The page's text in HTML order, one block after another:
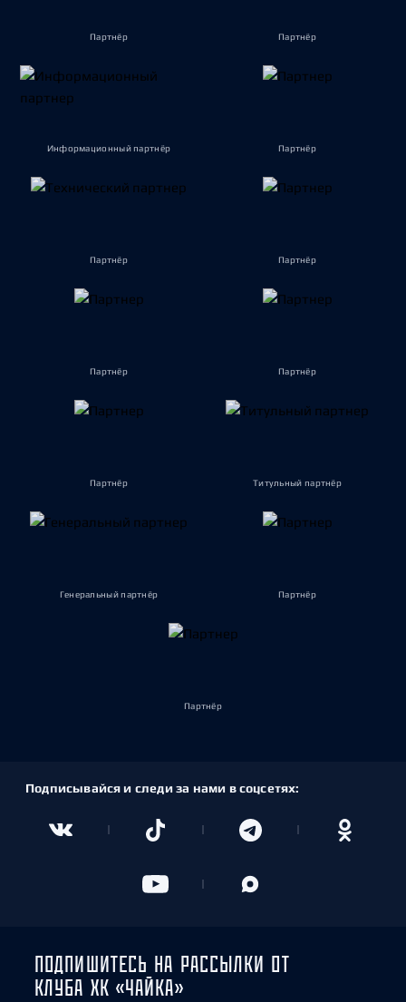
Партнёр Партнёр
Информационный партнёр Партнёр
Партнёр Партнёр
Партнёр Партнёр
Партнёр Титульный партнёр
Генеральный партнёр Партнёр
Партнёр
Подписывайся и следи за нами в соцсетях:
ПОДПИШИТЕСЬ НА РАССЫЛКИ ОТ
КЛУБА ХК «ЧАЙКА»